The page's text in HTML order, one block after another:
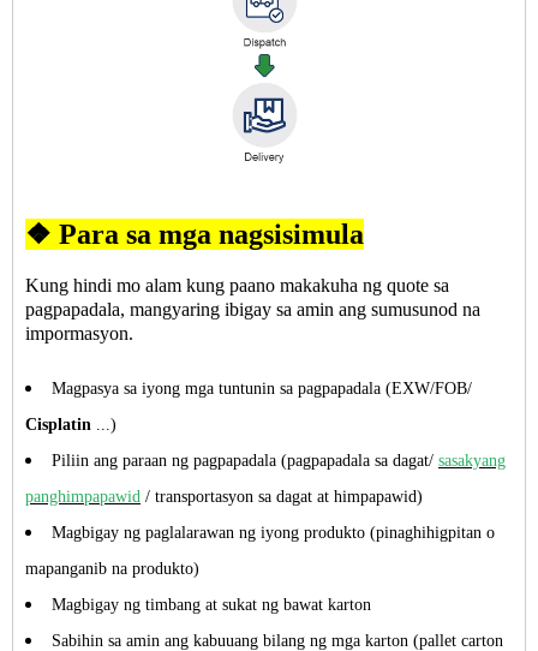
❖ Para sa mga nagsisimula
Kung hindi mo alam kung paano makakuha ng quote sa
pagpapadala, mangyaring ibigay sa amin ang sumusunod na
impormasyon.
Magpasya sa iyong mga tuntunin sa pagpapadala (EXW/FOB/
Cisplatin ...)
Piliin ang paraan ng pagpapadala (pagpapadala sa dagat/ sasakyang
panghimpapawid / transportasyon sa dagat at himpapawid)
Magbigay ng paglalarawan ng iyong produkto (pinaghihigpitan o
mapanganib na produkto)
Magbigay ng timbang at sukat ng bawat karton
Sabihin sa amin ang kabuuang bilang ng mga karton (pallet carton